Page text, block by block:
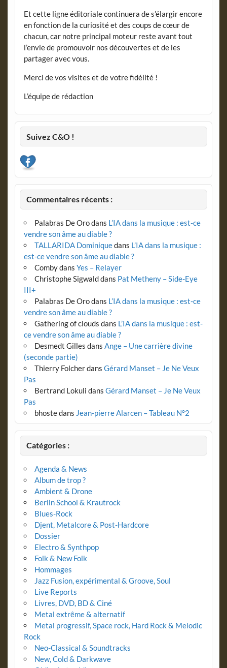
Et cette ligne éditoriale continuera de s’élargir encore
en fonction de la curiosité et des coups de cœur de
chacun, car notre principal moteur reste avant tout
l’envie de promouvoir nos découvertes et de les
partager avec vous.
Merci de vos visites et de votre fidélité !
L’équipe de rédaction
Suivez C&O !
Commentaires récents :
Palabras De Orodans L’IA dans la musique : est-ce
vendre son âme au diable ?
TALLARIDA Dominiquedans L’IA dans la musique :
est-ce vendre son âme au diable ?
Combydans Yes – Relayer
Christophe Sigwalddans Pat Metheny – Side-Eye
III+
Palabras De Orodans L’IA dans la musique : est-ce
vendre son âme au diable ?
Gathering of clouds dans L’IA dans la musique : est-
ce vendre son âme au diable ?
Desmedt Gilles dans Ange – Une carrière divine
(seconde partie)
Thierry Folcherdans Gérard Manset – Je Ne Veux
Pas
Bertrand Lokuli dans Gérard Manset – Je Ne Veux
Pas
bhostedans Jean-pierre Alarcen – Tableau N°2
Catégories :
Agenda & News
Album de trop ?
Ambient & Drone
Berlin School & Krautrock
Blues-Rock
Djent, Metalcore & Post-Hardcore
Dossier
Electro & Synthpop
Folk & New Folk
Hommages
Jazz Fusion, expérimental & Groove, Soul
Live Reports
Livres, DVD, BD & Ciné
Metal extrême & alternatif
Metal progressif, Space rock, Hard Rock & Melodic
Rock
Neo-Classical & Soundtracks
New, Cold & Darkwave